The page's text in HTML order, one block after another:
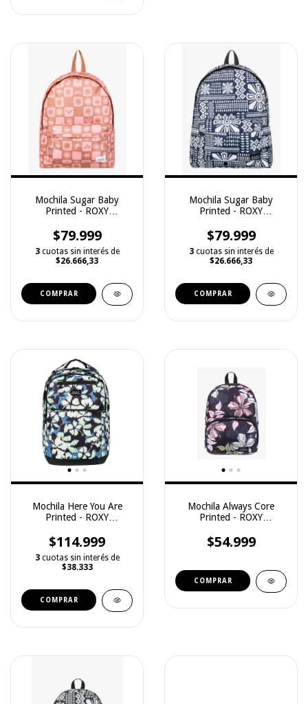
Mochila Sugar Baby
Printed - ROXY
$79.999
3 cuotas sin interés de
$26.666,33
COMPRAR
Mochila Sugar Baby
Printed - ROXY
$79.999
3 cuotas sin interés de
$26.666,33
COMPRAR
Mochila Here You Are
Printed - ROXY
$114.999
3 cuotas sin interés de
$38.333
COMPRAR
Mochila Always Core
Printed - ROXY
$54.999
COMPRAR